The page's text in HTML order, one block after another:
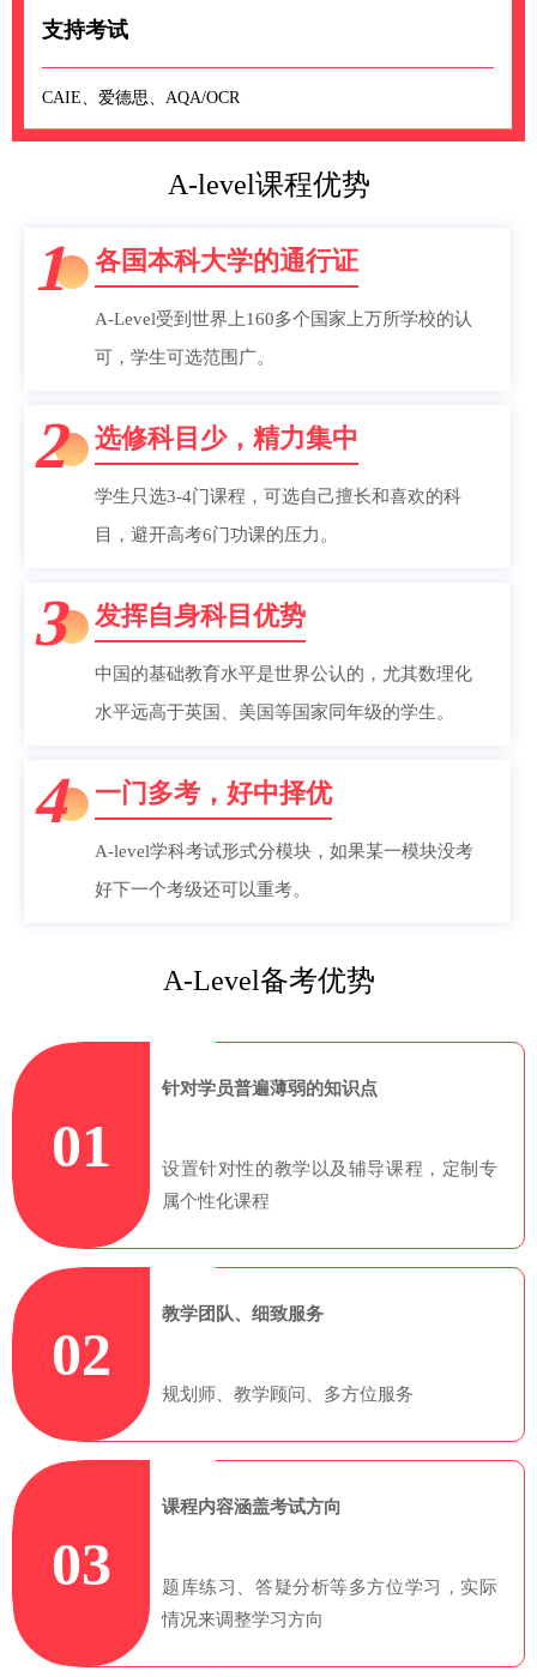
支持考试
CAIE、爱德思、AQA/OCR
A-level课程优势
1 各国本科大学的通行证
A-Level受到世界上160多个国家上万所学校的认
可，学生可选范围广。
2 选修科目少，精力集中
学生只选3-4门课程，可选自己擅长和喜欢的科
目，避开高考6门功课的压力。
3 发挥自身科目优势
中国的基础教育水平是世界公认的，尤其数理化
水平远高于英国、美国等国家同年级的学生。
4 一门多考，好中择优
A-level学科考试形式分模块，如果某一模块没考
好下一个考级还可以重考。
A-Level备考优势
01
针对学员普遍薄弱的知识点
设置针对性的教学以及辅导课程，定制专
属个性化课程
02
教学团队、细致服务
规划师、教学顾问、多方位服务
03
课程内容涵盖考试方向
题库练习、答疑分析等多方位学习，实际
情况来调整学习方向